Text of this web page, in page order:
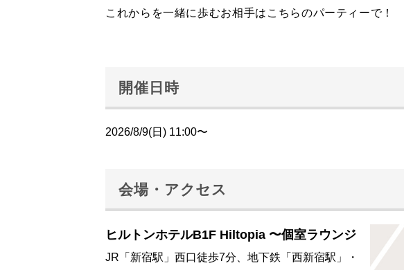
これからを一緒に歩むお相手はこちらのパーティーで！
開催日時
2026/8/9(日) 11:00〜
会場・アクセス
ヒルトンホテルB1F Hiltopia 〜個室ラウンジ
JR「新宿駅」西口徒歩7分、地下鉄「西新宿駅」・